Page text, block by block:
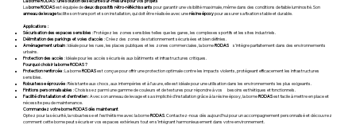
Laborne RODASest équipée dedeux dispositifs rétro-réfléchissants pour garantir une visibilité maximale, même dans des conditions de faible luminosité. Son
anneau de levagefacilite son transport et son installation, qui doit être réalisée avec unerésine époxypour assurer sa fixation stable et durable.
Applications :
Sécurisation des espaces sensibles : Protégez les zones sensibles telles que les gares, les complexes sportifs et les sites industriels.
Délimitation des parkings et voies d’accès : Créez des zones de stationnement sécurisées et bien définies.
Aménagement urbain: Idéale pour les rues, les places publiques et les zones commerciales, la borneRODASs'intègre parfaitement dans des environnements
urbains.
Protection des accès : Idéale pour les accès sécurisés aux bâtiments et infrastructures critiques.
Pourquoi choisir la borne RODAS ?
Protection renforcée: La borneRODASest conçue pour offrir une protection optimale contre les impacts violents, protégeant efficacement les infrastructures
sensibles.
Robustesse éprouvée: Résistante aux chocs, aux intempéries et à l’usure, elle est idéale pour une utilisation dans les environnements les plus exigeants.
Finitions personnalisables : Choisissez parmi une gamme de couleurs et de textures pour répondre à vos besoins esthétiques et fonctionnels.
Facilité d’installation et d’entretien: Avec son anneau de levage et sa simplicité d’installation grâce à la résine époxy, la borneRODASest facile à mettre en place et
nécessite peu de maintenance.
Commandez votre borne RODAS dès maintenant
Optez pour la sécurité, la robustesse et l’esthétisme avec la borneRODAS. Contactez-nous dès aujourd’hui pour un accompagnement personnalisé et découvrez
comment cette borne peut sécuriser vos espaces extérieurs tout en s’intégrant harmonieusement dans votre environnement.